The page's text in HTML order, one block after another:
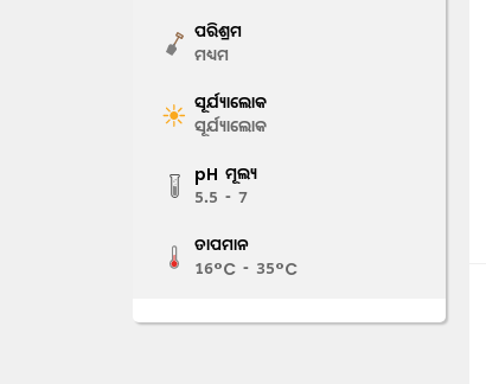
ପରିଶ୍ରମ
ମଧ୍ୟମ
ସୂର୍ଯ୍ୟାଲୋକ
ସୂର୍ଯ୍ୟାଲୋକ
pH ମୂଲ୍ୟ
5.5 - 7
ତାପମାନ
16°C - 35°C